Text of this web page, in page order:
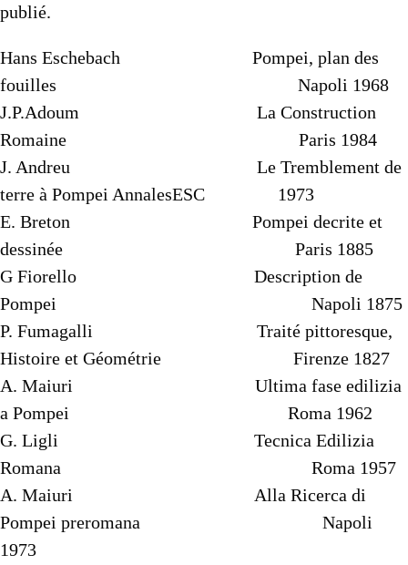
publié.
Hans Eschebach Pompei, plan des
fouilles Napoli 1968
J.P.Adoum La Construction
Romaine Paris 1984
J. Andreu Le Tremblement de
terre à Pompei AnnalesESC 1973
E. Breton Pompei decrite et
dessinée Paris 1885
G Fiorello Description de
Pompei Napoli 1875
P. Fumagalli Traité pittoresque,
Histoire et Géométrie Firenze 1827
A. Maiuri Ultima fase edilizia
a Pompei Roma 1962
G. Ligli Tecnica Edilizia
Romana Roma 1957
A. Maiuri Alla Ricerca di
Pompei preromana Napoli
1973